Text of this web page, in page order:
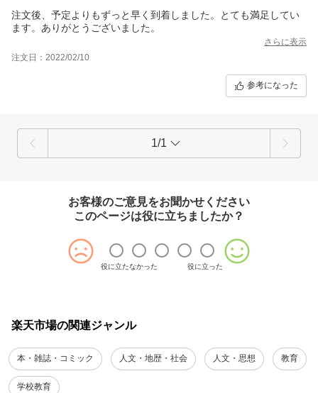
注文後、予定よりもずっと早く到着しました。とても満足してい
ます。ありがとうございました。
さらに表示
注文日：2022/02/10
参考になった
1/1
お客様のご意見をお聞かせください
このページは役に立ちましたか？
役に立たなかった 役に立った
楽天市場の関連ジャンル
本・雑誌・コミック 人文・地歴・社会 人文・思想 教育
学校教育